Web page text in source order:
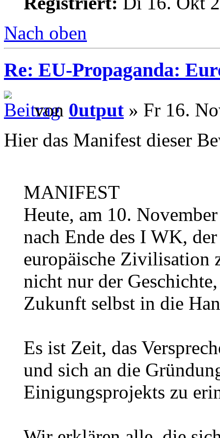
Nach oben
Re: EU-Propaganda:
von 0utput » Fr 16.
Hier das Manifest dieser
MANIFEST
Heute, am 10.
nach Ende des I WK,
europäische Zivilisation
nicht nur der
Zukunft selbst in die
Es ist Zeit, das
und sich an die
Einigungsprojekts zu